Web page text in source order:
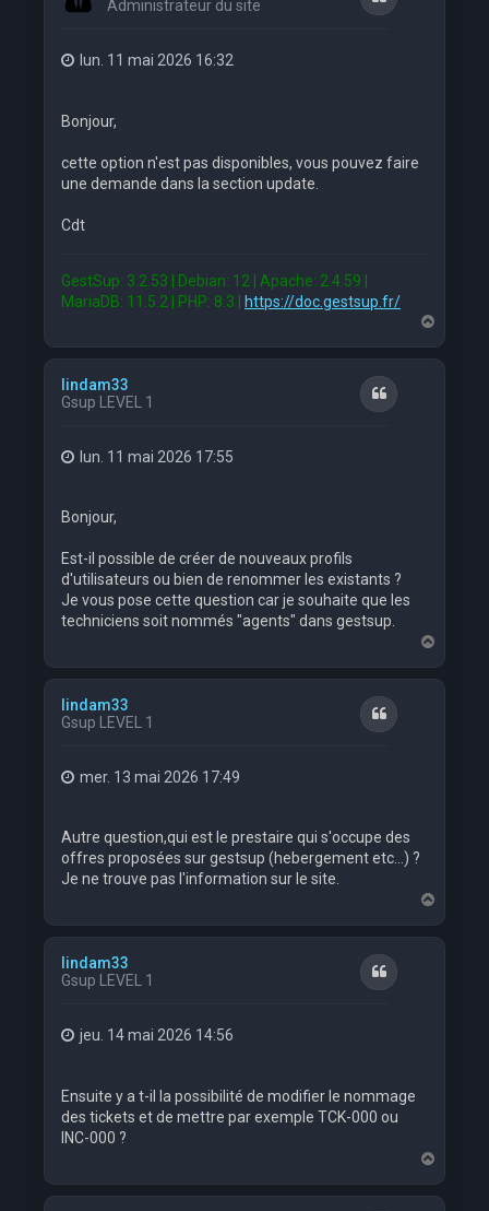
Administrateur du site
lun. 11 mai 2026 16:32
Bonjour,
cette option n'est pas disponibles, vous pouvez faire
une demande dans la section update.
Cdt
GestSup: 3.2.53 | Debian: 12 | Apache: 2.4.59 |
MariaDB: 11.5.2 | PHP: 8.3 |
https://doc.gestsup.fr/
a
lindam33
Gsup LEVEL 1
Citation
lun. 11 mai 2026 17:55
Bonjour,
Est-il possible de créer de nouveaux profils
d'utilisateurs ou bien de renommer les existants ?
Je vous pose cette question car je souhaite que les
techniciens soit nommés "agents" dans gestsup.
a
lindam33
Gsup LEVEL 1
Citation
mer. 13 mai 2026 17:49
Autre question,qui est le prestaire qui s'occupe des
offres proposées sur gestsup (hebergement etc...) ?
Je ne trouve pas l'information sur le site.
a
u
lindam33
Gsup LEVEL 1
Citation
jeu. 14 mai 2026 14:56
Ensuite y a t-il la possibilité de modifier le nommage
des tickets et de mettre par exemple TCK-000 ou
INC-000 ?
a